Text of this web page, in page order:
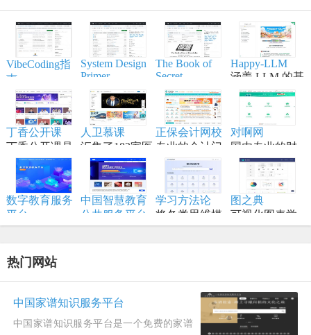
VibeCoding指
南
一个通过与 AI
结对编程，将
想法变为现实
的终极工作站
System Design
Primer
帮助开发者学
习大型系统设
计原理、备战
技术面试，是
系统设计领域
的权威学习资
源。
The Book of
Secret
Knowledge
实用的列表、
手册、备忘
单、黑客技
巧、一行代
码、命令行/网
页工具资源。
Happy-LLM
涵盖 LLM 的基
本原理,训练流
程,模型构建等
内容,适合具备
一定编程和深
学习者。
丁香公开课
丁香公开课是
将传统线下授
课搬到网络平
台
人卫慕课
汇集了182家医
学高等院校的
顶尖资源
正保会计网校
专业的会计门
户网站，专注
财会职业培训
品牌,从事初级
会计职称考试
对啊网
国内专业的财
经财会会计类
职业教育分班
直播网校
数字教育服务
平台
以数字化推动
展为核心，服
师、学生及社
会公众。
中国智慧教育
公共服务平台
全称中国国家
学习方法论
将各类思维模
型、创新方法
图之典
可视化图表学
习网站
热门网站
中国家谱知识服务平台
中国家谱知识服务平台是一个免费的家谱